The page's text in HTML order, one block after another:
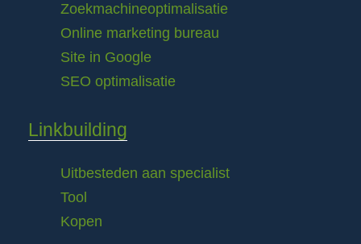
Zoekmachineoptimalisatie
Online marketing bureau
Site in Google
SEO optimalisatie
Linkbuilding
Uitbesteden aan specialist
Tool
Kopen